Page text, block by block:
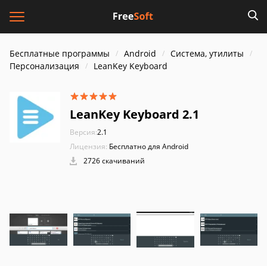
Бесплатные программы Android
Система, утилиты
Персонализация
LeanKey Keyboard
LeanKey Keyboard 2.1
Версия:2.1
Лицензия: Бесплатно для Android
2726 скачиваний